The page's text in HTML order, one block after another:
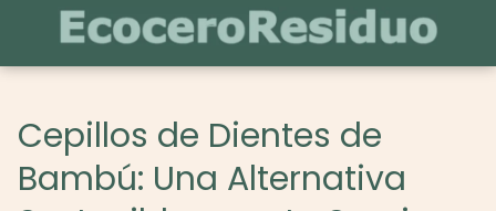
Cepillos de Dientes de
Bambú: Una Alternativa